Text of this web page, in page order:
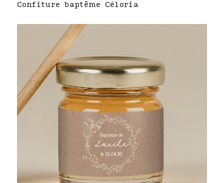
Confiture baptême Céloria